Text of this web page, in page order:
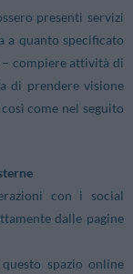
presenti servizi
a quanto specificato
– compiere attività di
di prendere visione
come nel seguito
con i social
dalle pagine
spazio online